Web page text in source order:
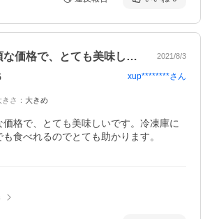
お値段がお手頃な価格で、とても美味しい… 2021/8/3
xup********さん
きさ ： 大きめ
価格で、とても美味しいです。冷凍庫に
食べれるのでとても助かります。